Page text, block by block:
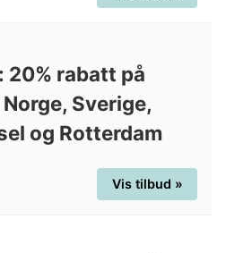
20% rabatt på
Sverige,
og Rotterdam
Vis tilbud »